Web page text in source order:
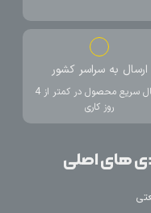
ارسال به سراسر کشور
ارسال سریع محصول در کمتر از 4
روز کاری
های اصلی